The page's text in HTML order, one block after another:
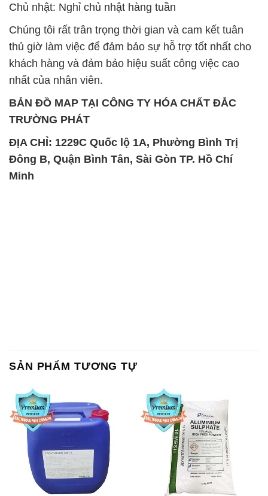
Chủ nhật: Nghỉ chủ nhật hàng tuần
Chúng tôi rất trân trọng thời gian và cam kết tuân
thủ giờ làm việc để đảm bảo sự hỗ trợ tốt nhất cho
khách hàng và đảm bảo hiệu suất công việc cao
nhất của nhân viên.
BẢN ĐỒ MAP TẠI CÔNG TY HÓA CHẤT ĐẮC
TRƯỜNG PHÁT
ĐỊA CHỈ: 1229C Quốc lộ 1A, Phường Bình Trị
Đông B, Quận Bình Tân, Sài Gòn TP. Hồ Chí
Minh
SẢN PHẨM TƯƠNG TỰ